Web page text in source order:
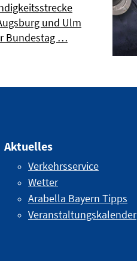
und Ulm
Bundestag …
Aktuelles
Verkehrsservice
Wetter
Arabella Bayern Tipps
Veranstaltungskalender